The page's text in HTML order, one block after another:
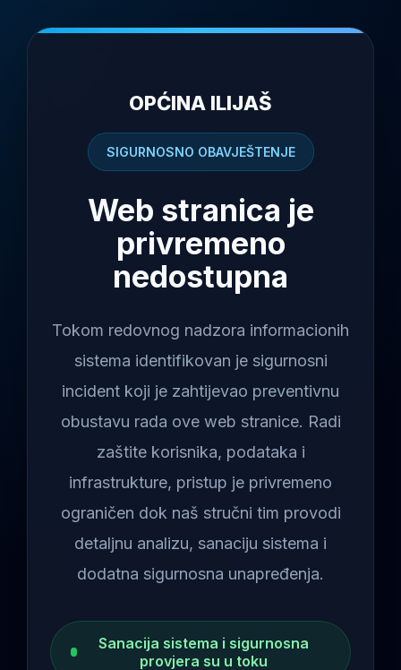
OPĆINA ILIJAŠ
SIGURNOSNO OBAVJEŠTENJE
Web stranica je
privremeno
nedostupna
Tokom redovnog nadzora informacionih
sistema identifikovan je sigurnosni
incident koji je zahtijevao preventivnu
obustavu rada ove web stranice. Radi
zaštite korisnika, podataka i
infrastrukture, pristup je privremeno
ograničen dok naš stručni tim provodi
detaljnu analizu, sanaciju sistema i
dodatna sigurnosna unapređenja.
Sanacija sistema i sigurnosna
provjera su u toku